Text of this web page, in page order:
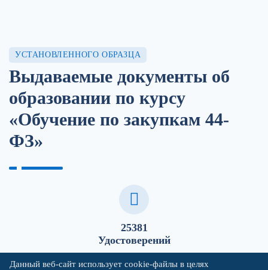
УСТАНОВЛЕННОГО ОБРАЗЦА
Выдаваемые документы об
образовании по курсу
«Обучение по закупкам 44-
ФЗ»
25381
Удостоверений
Данный веб-сайт использует cookie-файлы в целях